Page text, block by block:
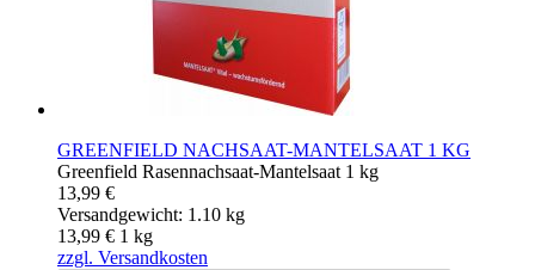
GREENFIELD NACHSAAT-MANTELSAAT 1 KG
Greenfield Rasennachsaat-Mantelsaat 1 kg
13,99 €
Versandgewicht: 1.10 kg
13,99 € 1 kg
zzgl. Versandkosten